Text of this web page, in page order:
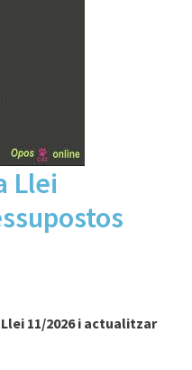
Llei
11/2026 i actualitzar